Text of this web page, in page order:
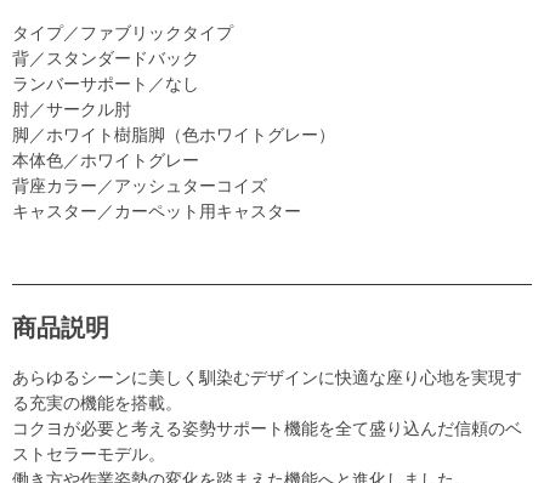
タイプ／ファブリックタイプ
背／スタンダードバック
ランバーサポート／なし
肘／サークル肘
脚／ホワイト樹脂脚（色ホワイトグレー）
本体色／ホワイトグレー
背座カラー／アッシュターコイズ
キャスター／カーペット用キャスター
商品説明
あらゆるシーンに美しく馴染むデザインに快適な座り心地を実現す
る充実の機能を搭載。
コクヨが必要と考える姿勢サポート機能を全て盛り込んだ信頼のベ
ストセラーモデル。